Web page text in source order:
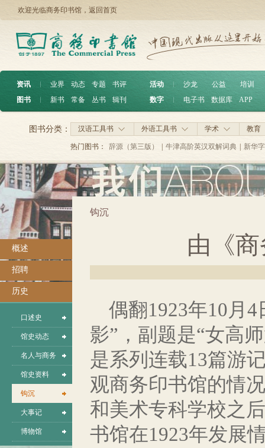
欢迎光临商务印书馆， 返回首页
资讯 ︱ 业界 动态 专题
书评
图书
︱ 新书 常备 丛书 辑刊
活动 沙龙 公益
培训
数字
电子书 数据库 APP
汉语工具书 外语工具书 学术 教育
图书分类：
热门图书： 辞源（第三版） 牛津高阶英汉双解词典 新华
概述
招聘
历史
口述史
馆史动态
名人与商务
馆史资料
钩沉
大事记
博物馆
钩沉
由《
偶翻1923年10月4
影”，副题是“女高
是系列连载13篇游
观商务印书馆的情
和美术专科学校之
书馆在1923年发展